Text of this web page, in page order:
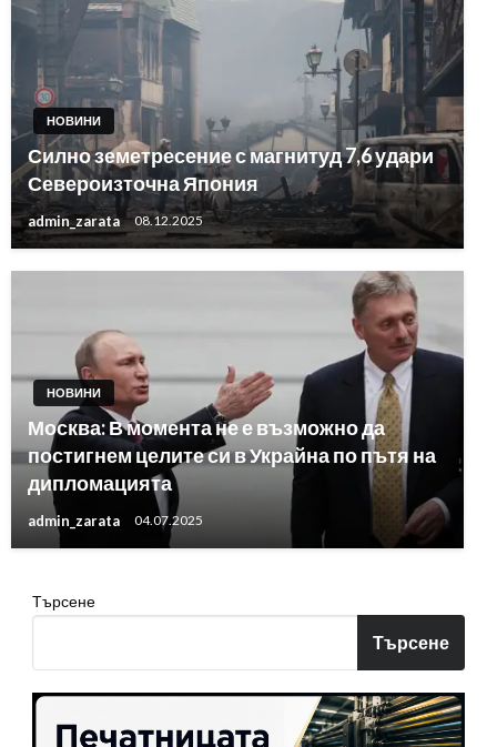
НОВИНИ
Силно земетресение с магнитуд 7,6 удари
Североизточна Япония
admin_zarata 08.12.2025
НОВИНИ
Москва: В момента не е възможно да
постигнем целите си в Украйна по пътя на
дипломацията
admin_zarata 04.07.2025
Търсене
Търсене